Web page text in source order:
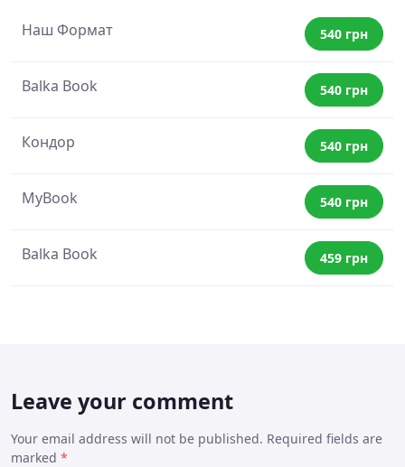
Наш Формат 540 грн
Balka Book 540 грн
Кондор 540 грн
MyBook 540 грн
Balka Book 459 грн
Leave your comment
Your email address will not be published. Required fields are
marked *